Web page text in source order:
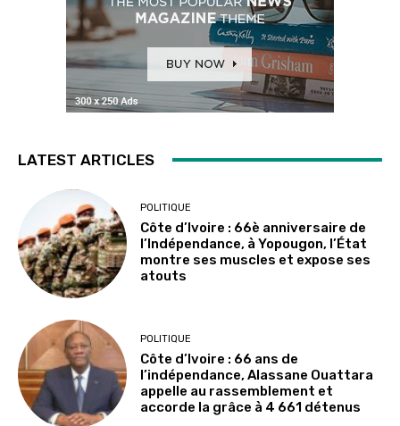
LATEST ARTICLES
POLITIQUE
Côte d’Ivoire : 66è anniversaire de
l’Indépendance, à Yopougon, l’État
montre ses muscles et expose ses
atouts
POLITIQUE
Côte d’Ivoire : 66 ans de
l’indépendance, Alassane Ouattara
appelle au rassemblement et
accorde la grâce à 4 661 détenus